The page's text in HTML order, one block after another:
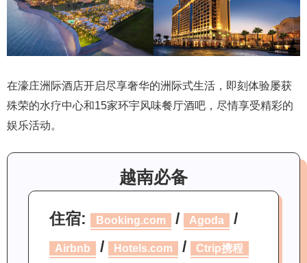
在濠庄洲际酒店开启尽享奢华的洲际式生活，即刻体验屡获
殊荣的水疗中心和15家环宇风味餐厅酒吧，尽情享受精彩的
娱乐活动。
越南必备
住宿: Booking.com / Agoda /
Airbnb / Hotels.com / Ctrip携程